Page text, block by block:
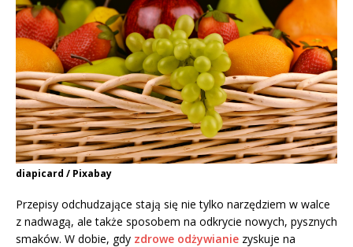
diapicard / Pixabay
Przepisy odchudzające stają się nie tylko narzędziem w walce
z nadwagą, ale także sposobem na odkrycie nowych, pysznych
smaków. W dobie, gdy zdrowe odżywianie zyskuje na